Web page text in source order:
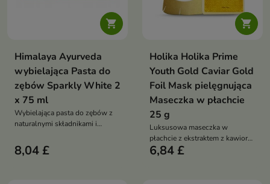

Himalaya Ayurveda
wybielająca Pasta do
zębów Sparkly White 2
x 75 ml
Wybielająca pasta do zębów z
naturalnymi składnikami i
pomaga usuwać przebarwienia,
wspiera ochronę dziąseł oraz
8,04 £

Holika Holika Prime
Youth Gold Caviar Gold
Foil Mask pielęgnująca
Maseczka w płachcie
25 g
Luksusowa maseczka w
płachcie z ekstraktem z kawioru i
złotem koloidalnym, która
6,84 £